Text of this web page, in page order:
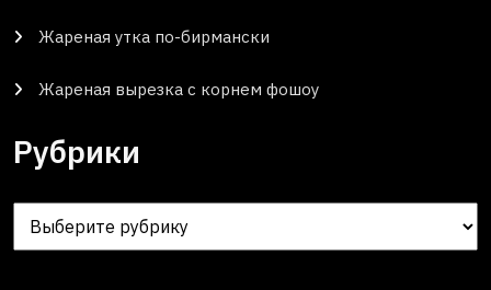
Жареная утка по-бирмански
Жареная вырезка с корнем фошоу
Рубрики
Рубрики